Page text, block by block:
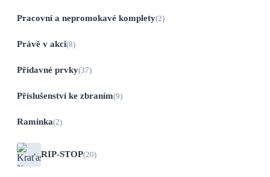
Pracovní a nepromokavé komplety(2)
Právě v akci(8)
Přídavné prvky(37)
Příslušenství ke zbraním(9)
Ramínka(2)
RIP-STOP(20)